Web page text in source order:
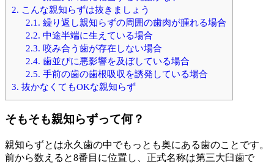
2. こんな親知らずは抜きましょう
2.1. 繰り返し親知らずの周囲の歯肉が腫れる場合
2.2. 中途半端に生えている場合
2.3. 咬み合う歯が存在しない場合
2.4. 歯並びに悪影響を及ぼしている場合
2.5. 手前の歯の歯根吸収を誘発している場合
3. 抜かなくてもOKな親知らず
そもそも親知らずって何？
親知らずとは永久歯の中でもっとも奥にある歯のことです。
前から数えると8番目に位置し、正式名称は第三大臼歯で